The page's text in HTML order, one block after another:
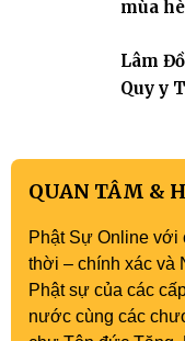
mùa
Lâm
Quy y
QUAN TÂM &
Phật Sự Online với
thời – chính xác và
Phật sự của các
nước cùng các